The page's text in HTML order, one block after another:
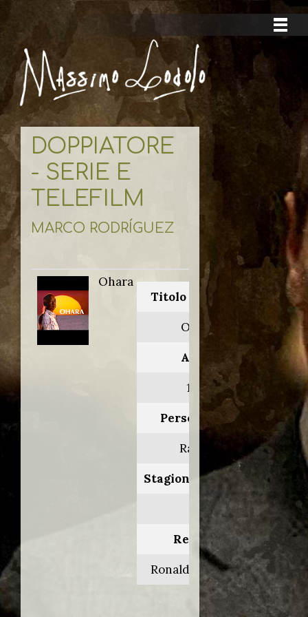
DOPPIATORE
- SERIE E
TELEFILM
MARCO RODRÍGUEZ
Ohara
Titolo originale:
Ohara
Anno:
1987
Personaggio:
Ramon
Stagione.Episodio:
1.9
Regia di:
Ronald M. Cohen